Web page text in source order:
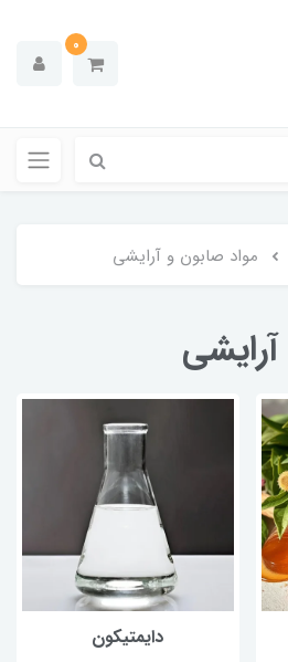
0
مواد صابون و آرایشی
دایمتیکون